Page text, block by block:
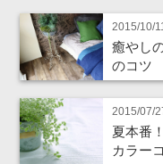
2015/10/11
癒やし
のコツ
2015/07/
夏本番
カラー